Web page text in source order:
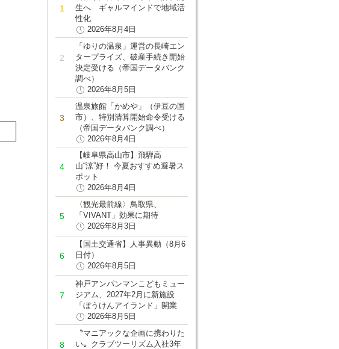
生へ ギャルマインドで地域活
性化
2026年8月4日
「ゆりの温泉」運営の長崎エン
タープライズ、破産手続き開始
決定受ける（帝国データバンク
調べ）
2026年8月5日
温泉旅館「かめや」（伊豆の国
市）、特別清算開始命令受ける
（帝国データバンク調べ）
2026年8月4日
【岐阜県高山市】飛騨高
山“涼”好！ 今夏おすすめ避暑ス
ポット
2026年8月4日
〈観光最前線〉鳥取県、
「VIVANT」効果に期待
2026年8月3日
【国土交通省】人事異動（8月6
日付）
2026年8月5日
神戸アンパンマンこどもミュー
ジアム、2027年2月に新施設
「ぼうけんアイランド」開業
2026年8月5日
〝マニアックな企画に携わりた
い〟クラブツーリズム入社3年